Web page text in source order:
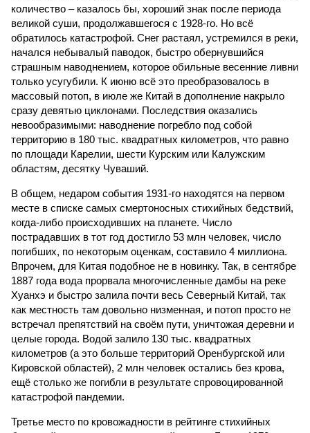
количество – казалось бы, хороший знак после периода
великой суши, продолжавшегося с 1928-го. Но всё
обратилось катастрофой. Снег растаял, устремился в реки,
начался небывалый паводок, быстро обернувшийся
страшным наводнением, которое обильные весенние ливни
только усугубили. К июню всё это преобразовалось в
массовый потоп, в июле же Китай в дополнение накрыло
сразу девятью циклонами. Последствия оказались
невообразимыми: наводнение погребло под собой
территорию в 180 тыс. квадратных километров, что равно
по площади Карелии, шести Курским или Калужским
областям, десятку Чуваший.
В общем, недаром события 1931-го находятся на первом
месте в списке самых смертоносных стихийных бедствий,
когда-либо происходивших на планете. Число
пострадавших в тот год достигло 53 млн человек, число
погибших, по некоторым оценкам, составило 4 миллиона.
Впрочем, для Китая подобное не в новинку. Так, в сентябре
1887 года вода прорвала многочисленные дамбы на реке
Хуанхэ и быстро залила почти весь Северный Китай, так
как местность там довольно низменная, и потоп просто не
встречал препятствий на своём пути, уничтожая деревни и
целые города. Водой залило 130 тыс. квадратных
километров (а это больше территорий Оренбургской или
Кировской областей), 2 млн человек остались без крова,
ещё столько же погибли в результате спровоцированной
катастрофой пандемии.
Третье место по кровожадности в рейтинге стихийных